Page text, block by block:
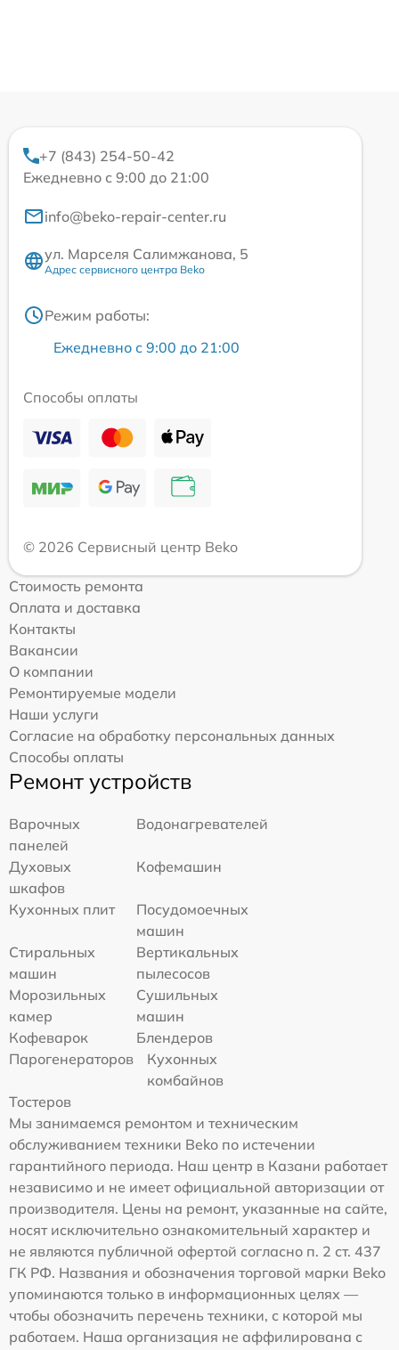
+7 (843) 254-50-42
Ежедневно с 9:00 до 21:00
info@beko-repair-center.ru
ул. Марселя Салимжанова, 5
Адрес сервисного центра Beko
Режим работы:
Ежедневно с 9:00 до 21:00
Способы оплаты
© 2026 Сервисный центр Beko
Стоимость ремонта
Оплата и доставка
Контакты
Вакансии
О компании
Ремонтируемые модели
Наши услуги
Согласие на обработку персональных данных
Способы оплаты
Ремонт устройств
Варочных
панелей
Водонагревателей
Духовых
шкафов
Кофемашин
Кухонных плит
Посудомоечных
машин
Стиральных
машин
Вертикальных
пылесосов
Морозильных
камер
Сушильных
машин
Кофеварок
Блендеров
Парогенераторов
Кухонных
комбайнов
Тостеров
Мы занимаемся ремонтом и техническим
обслуживанием техники Beko по истечении
гарантийного периода. Наш центр в Казани работает
независимо и не имеет официальной авторизации от
производителя. Цены на ремонт, указанные на сайте,
носят исключительно ознакомительный характер и
не являются публичной офертой согласно п. 2 ст. 437
ГК РФ. Названия и обозначения торговой марки Beko
упоминаются только в информационных целях —
чтобы обозначить перечень техники, с которой мы
работаем. Наша организация не аффилирована с